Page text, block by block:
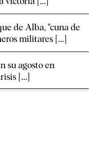
de Alba, "cuna de
militares [...]
su agosto en
[...]